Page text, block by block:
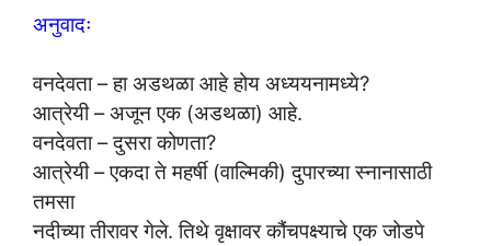
अनुवादः
वनदेवता – हा अडथळा आहे होय अध्ययनामध्ये?
आत्रेयी – अजून एक (अडथळा) आहे.
वनदेवता – दुसरा कोणता?
आत्रेयी – एकदा ते महर्षी (वाल्मिकी) दुपारच्या स्नानासाठी
तमसा
नदीच्या तीरावर गेले. तिथे वृक्षावर कौंचपक्ष्याचे एक जोडपे